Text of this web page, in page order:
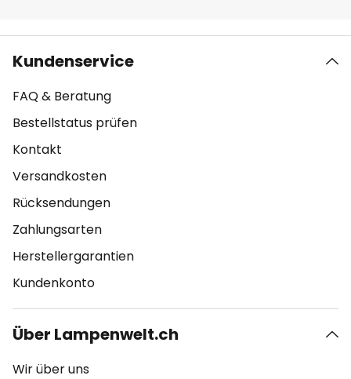
Kundenservice
FAQ & Beratung
Bestellstatus prüfen
Kontakt
Versandkosten
Rücksendungen
Zahlungsarten
Herstellergarantien
Kundenkonto
Über Lampenwelt.ch
Wir über uns